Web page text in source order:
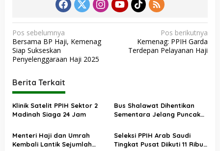
N
a
v
g
a
s
p
Pos sebelumnya
Bersama BP Haji, Kemenag
Siap Sukseskan
Penyelenggaraan Haji 2025
Pos berikutnya
Kemenag: PPIH Garda
Terdepan Pelayanan Haji
Berita Terkait
Klinik Satelit PPIH Sektor 2
Madinah Siaga 24 Jam
Bus Shalawat Dihentikan
Sementara Jelang Puncak
Menteri Haji dan Umrah
Kembali Lantik Sejumlah
Seleksi PPIH Arab Saudi
Tingkat Pusat Diikuti 11 Ribu